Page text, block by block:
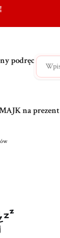
podręczne
na prezent